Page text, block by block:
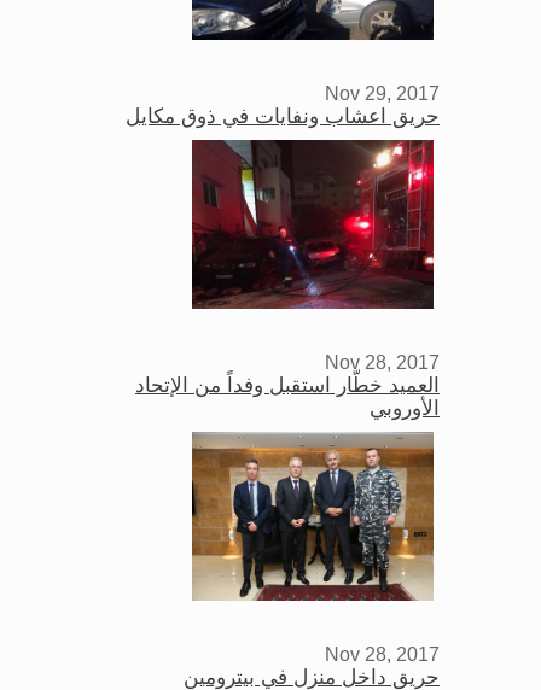
Nov 29, 2017
حريق اعشاب ونفايات في ذوق مكايل
Nov 28, 2017
العميد خطّار استقبل وفداً من الإتحاد
الأوروبي
Nov 28, 2017
حريق داخل منزل في بيترومين